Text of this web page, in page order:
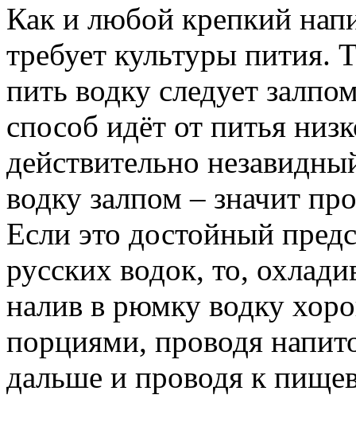
Как и любой крепкий
требует культуры пития.
пить водку следует
способ идёт от питья
действительно
водку залпом – значит
Если это достойный
русских водок, то,
налив в рюмку водку
порциями, проводя
дальше и проводя к